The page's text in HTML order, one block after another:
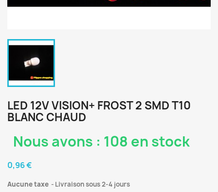
LED 12V VISION+ FROST 2 SMD T10
BLANC CHAUD
Nous avons : 108 en stock
0,96 €
Aucune taxe Livraison sous 2-4 jours